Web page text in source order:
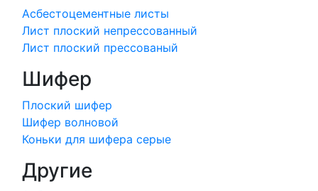
Асбестоцементные листы
Лист плоский непрессованный
Лист плоский прессованый
Шифер
Плоский шифер
Шифер волновой
Коньки для шифера серые
Другие